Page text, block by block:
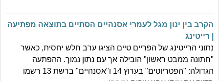
הקרב בין ינון מגל לעמרי אסנהיים הסתיים בתוצאה מפתיעה
| רייטינג
נתוני הרייטינג של הפריים טיים הציגו ערב חלש יחסית, כאשר
"חתונה ממבט ראשון" הובילה אך עם נתון נמוך. ההפתעה
הגדולה: "הפטריוטים" בערוץ 14 ו"אסנהיים" ברשת 13 רשמו